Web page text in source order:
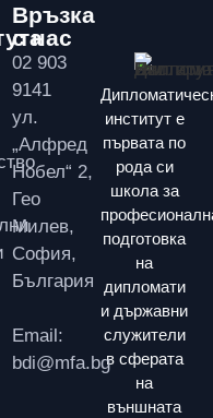
институт е
първата по
рода си
школа за
подготовка
на
дипломати
и държавни
служители
в сферата
на
външната
Връзка
с нас
02 903
9141
ул.
„Алфред
Нобел“ 2,
Гео
Милев,
София,
България
Email:
bdi@mfa.bg